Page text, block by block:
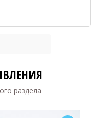
раздела